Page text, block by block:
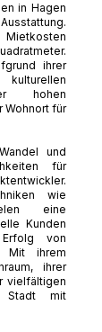
in Hagen
ihrer
hohen
Wohnort für
und
für
wie
eine
Kunden
von
Mit ihrem
ihrer
vielfältigen
mit